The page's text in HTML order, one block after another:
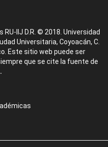
IIJ D.R. © 2018. Universidad
Universitaria, Coyoacán, C.
Este sitio web puede ser
que se cite la fuente de